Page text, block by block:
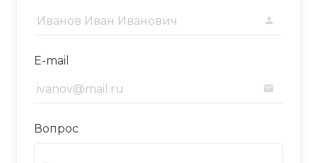
E-mail
Вопрос